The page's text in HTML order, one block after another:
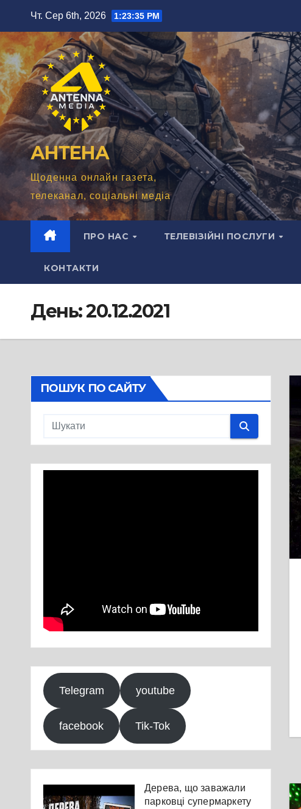
вмісту
Чт. Сер 6th, 2026 1:23:37 PM
АНТЕНА
Щоденна онлайн газета,
телеканал, соціальні медіа
ПРО НАС ТЕЛЕВІЗІЙНІ ПОСЛУГИ
КОНТАКТИ
День:20.12.2021
ПОШУК ПО САЙТУ
Telegram youtube
facebook Tik-Tok
Дерева, що заважали
парковці супермаркету